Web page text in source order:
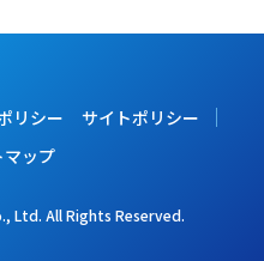
リシー
サイトポリシー
ップ
Ltd. All Rights Reserved.